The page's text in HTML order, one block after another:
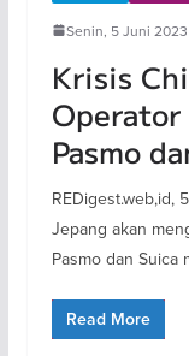
Senin, 5 Juni 2023
Krisis
Operator
Pasmo
REDigest.web,id,
Jepang akan
Pasmo dan Suica
Read More